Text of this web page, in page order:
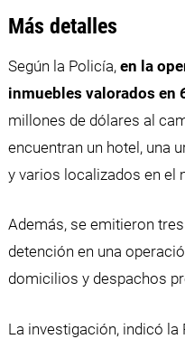
Más detalles
Según la Policía, en la
inmuebles valorados en
millones de dólares al
encuentran un hotel, una
y varios localizados en el
Además, se emitieron
detención en una
domicilios y despachos
La investigación, indicó